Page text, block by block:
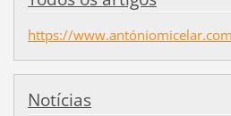
https://
Notícias